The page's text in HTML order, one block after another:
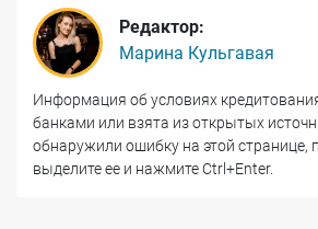
Редактор:
Марина Кульгавая
Информация об условиях
банками или взята из открытых
обнаружили ошибку на этой странице,
выделите ее и нажмите Ctrl+Enter.